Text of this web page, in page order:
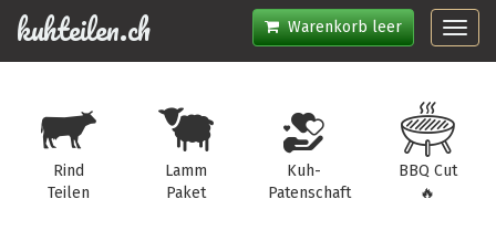
Warenkorb leer
kuhteilen.ch
Rind
Teilen
Lamm
Paket
Kuh-
Patenschaft
BBQ Cut
🔥